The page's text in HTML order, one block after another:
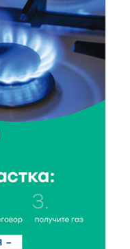
ветеранов СВО:
Твери
созыва
фестиваль